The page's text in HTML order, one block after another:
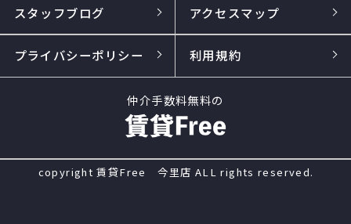
スタッフブログ アクセスマップ
プライバシーポリシー 利用規約
仲介手数料無料の
copyright 賃貸Free 今里店 ALL rights reserved.